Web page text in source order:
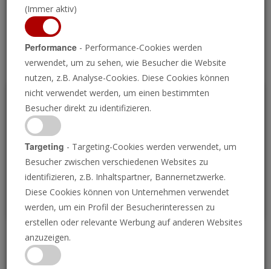
Programm ansehen
P
Gottes Festtagsplan
(Immer aktiv)
Performance - Performance-Cookies werden
verwendet, um zu sehen, wie Besucher die Website
nutzen, z.B. Analyse-Cookies. Diese Cookies können
nicht verwendet werden, um einen bestimmten
Besucher direkt zu identifizieren.
Targeting - Targeting-Cookies werden verwendet, um
Besucher zwischen verschiedenen Websites zu
identifizieren, z.B. Inhaltspartner, Bannernetzwerke.
Diese Cookies können von Unternehmen verwendet
werden, um ein Profil der Besucherinteressen zu
erstellen oder relevante Werbung auf anderen Websites
anzuzeigen.